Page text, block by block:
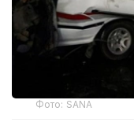
Фото: SANA